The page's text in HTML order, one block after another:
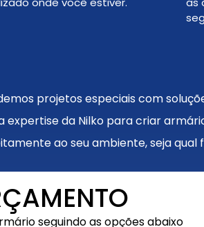
projetos especiais com
expertise da Nilko para criar
ao seu ambiente, seja qual
seguindo as opções abaixo